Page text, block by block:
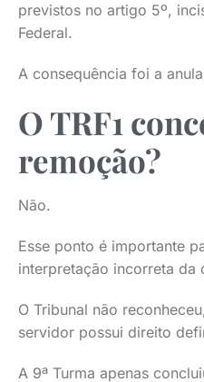
previstos no artigo 5º,
Federal.
A consequência foi a
O TRF1
remoção?
Não.
Esse ponto é importante
interpretação incorreta da
O Tribunal não
servidor possui direito
A 9ª Turma apenas